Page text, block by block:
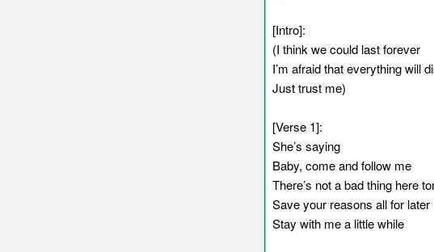
[Intro]:
(I think we could last forever
I’m afraid that everything will
Just trust me)
[Verse 1]:
She’s saying
Baby, come and follow me
There’s not a bad thing here
Save your reasons all for later
Stay with me a little while